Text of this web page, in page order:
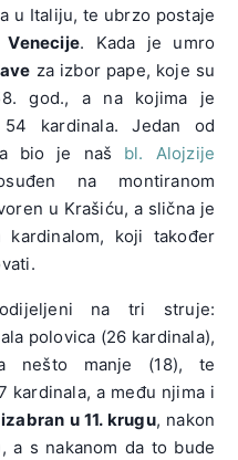
u Italiju, te ubrzo postaje
. Kada je umro
za izbor pape, koje su
god., a na kojima je
kardinala. Jedan od
bio je naš bl. Alojzije
na montiranom
u Krašiću, a slična je
koji također
na tri struje:
polovica (26 kardinala),
nešto manje (18), te
kardinala, a među njima i
izabran u 11. krugu, nakon
a s nakanom da to bude